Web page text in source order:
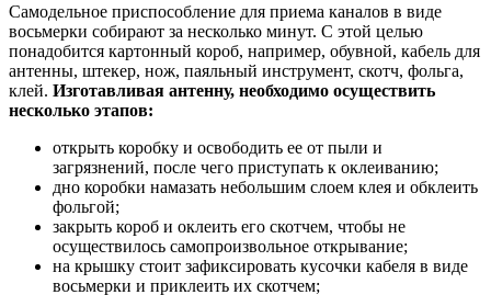
Самодельное приспособление для приема каналов в виде
восьмерки собирают за несколько минут. С этой целью
понадобится картонный короб, например, обувной, кабель для
антенны, штекер, нож, паяльный инструмент, скотч, фольга,
клей. Изготавливая антенну, необходимо осуществить
несколько этапов:
открыть коробку и освободить ее от пыли и
загрязнений, после чего приступать к оклеиванию;
дно коробки намазать небольшим слоем клея и обклеить
фольгой;
закрыть короб и оклеить его скотчем, чтобы не
осуществилось самопроизвольное открывание;
на крышку стоит зафиксировать кусочки кабеля в виде
восьмерки и приклеить их скотчем;